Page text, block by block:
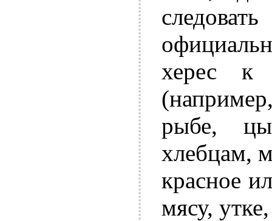
херес к
рыбе,
хлебцам,
красное
мясу,